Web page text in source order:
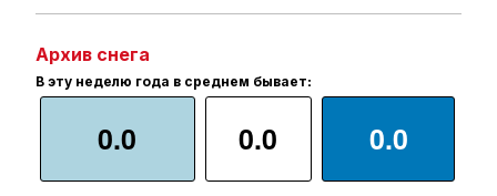
Архив снега
В эту неделю года в среднем бывает:
0.0 0.0 0.0